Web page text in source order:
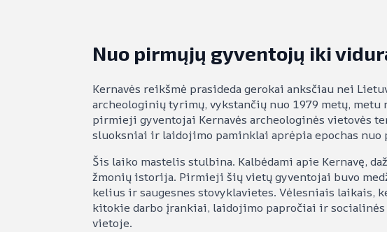
Nuo pirmųjų gyventojų iki
Kernavės reikšmė prasideda gerokai anksčiau nei
archeologinių tyrimų, vykstančių nuo 1979 metų,
pirmieji gyventojai Kernavės archeologinės
sluoksniai ir laidojimo paminklai aprėpia epochas
Šis laiko mastelis stulbina. Kalbėdami apie Kernavę,
žmonių istorija. Pirmieji šių vietų gyventojai buvo
kelius ir saugesnes stovyklavietes. Vėlesniais
kitokie darbo įrankiai, laidojimo papročiai ir
vietoje.